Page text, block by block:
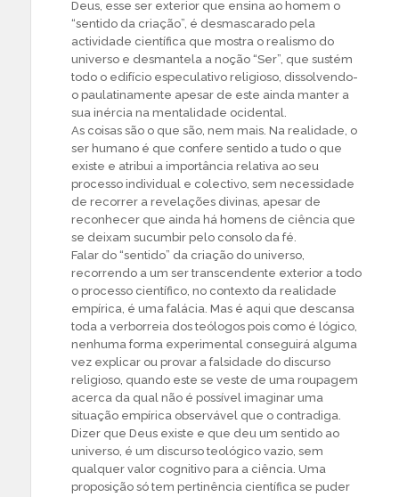
Deus, esse ser exterior que ensina ao homem o
“sentido da criação”, é desmascarado pela
actividade científica que mostra o realismo do
universo e desmantela a noção “Ser”, que sustém
todo o edifício especulativo religioso, dissolvendo-
o paulatinamente apesar de este ainda manter a
sua inércia na mentalidade ocidental.
As coisas são o que são, nem mais. Na realidade, o
ser humano é que confere sentido a tudo o que
existe e atribui a importância relativa ao seu
processo individual e colectivo, sem necessidade
de recorrer a revelações divinas, apesar de
reconhecer que ainda há homens de ciência que
se deixam sucumbir pelo consolo da fé.
Falar do “sentido” da criação do universo,
recorrendo a um ser transcendente exterior a todo
o processo científico, no contexto da realidade
empírica, é uma falácia. Mas é aqui que descansa
toda a verborreia dos teólogos pois como é lógico,
nenhuma forma experimental conseguirá alguma
vez explicar ou provar a falsidade do discurso
religioso, quando este se veste de uma roupagem
acerca da qual não é possível imaginar uma
situação empírica observável que o contradiga.
Dizer que Deus existe e que deu um sentido ao
universo, é um discurso teológico vazio, sem
qualquer valor cognitivo para a ciência. Uma
proposição só tem pertinência científica se puder